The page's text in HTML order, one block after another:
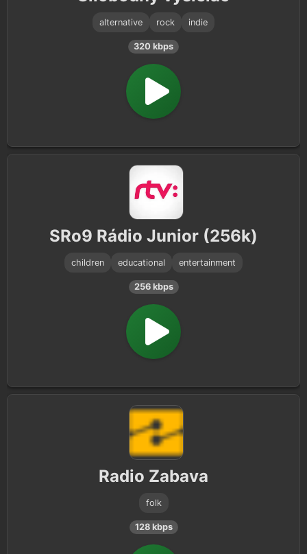
alternative rock indie
320 kbps
SRo9 Rádio Junior (256k)
children educational entertainment
256 kbps
Radio Zabava
folk
128 kbps